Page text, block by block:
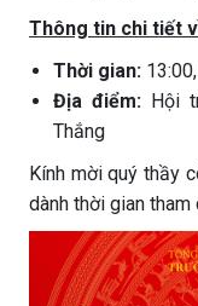
Thông tin chi tiết
Thời gian:
Địa điểm:Hội
Thắng
Kính mời quý thầy
dành thời gian tham